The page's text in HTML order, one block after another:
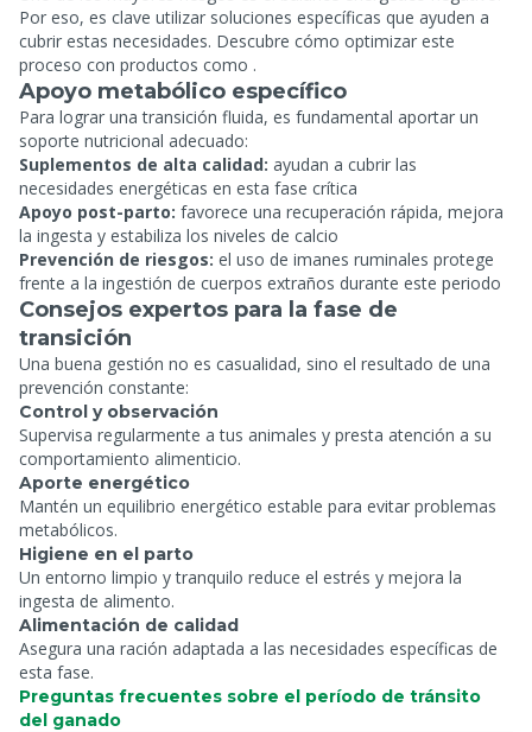
Por eso, es clave utilizar soluciones específicas que ayuden a
cubrir estas necesidades. Descubre cómo optimizar este
proceso con productos como .
Apoyo metabólico específico
Para lograr una transición fluida, es fundamental aportar un
soporte nutricional adecuado:
Suplementos de alta calidad: ayudan a cubrir las
necesidades energéticas en esta fase crítica
Apoyo post-parto: favorece una recuperación rápida, mejora
la ingesta y estabiliza los niveles de calcio
Prevención de riesgos: el uso de imanes ruminales protege
frente a la ingestión de cuerpos extraños durante este periodo
Consejos expertos para la fase de
transición
Una buena gestión no es casualidad, sino el resultado de una
prevención constante:
Control y observación
Supervisa regularmente a tus animales y presta atención a su
comportamiento alimenticio.
Aporte energético
Mantén un equilibrio energético estable para evitar problemas
metabólicos.
Higiene en el parto
Un entorno limpio y tranquilo reduce el estrés y mejora la
ingesta de alimento.
Alimentación de calidad
Asegura una ración adaptada a las necesidades específicas de
esta fase.
Preguntas frecuentes sobre el período de tránsito
del ganado